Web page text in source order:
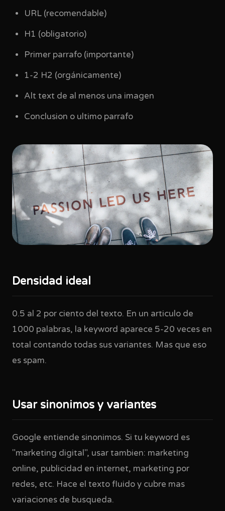
URL (recomendable)
H1 (obligatorio)
Primer parrafo (importante)
1-2 H2 (orgánicamente)
Alt text de al menos una imagen
Conclusion o ultimo parrafo
Densidad ideal
0.5 al 2 por ciento del texto. En un articulo de
1000 palabras, la keyword aparece 5-20 veces en
total contando todas sus variantes. Mas que eso
es spam.
Usar sinonimos y variantes
Google entiende sinonimos. Si tu keyword es
"marketing digital", usar tambien: marketing
online, publicidad en internet, marketing por
redes, etc. Hace el texto fluido y cubre mas
variaciones de busqueda.